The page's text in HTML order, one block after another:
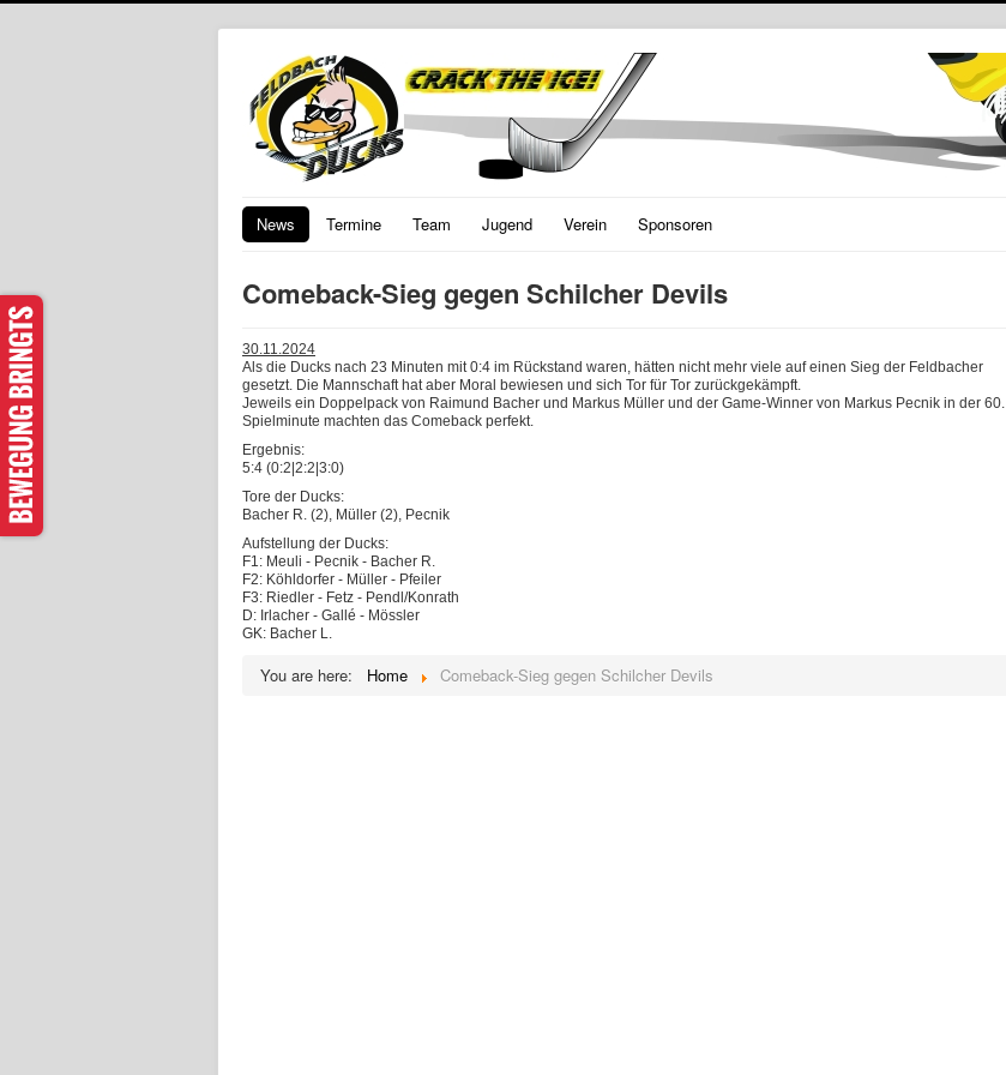
News Termine Team Jugend Verein Sponsoren
Comeback-Sieg gegen Schilcher Devils
30.11.2024
Als die Ducks nach 23 Minuten mit 0:4 im Rückstand waren, hätten nicht mehr viele auf einen Sieg der Feldbacher
gesetzt. Die Mannschaft hat aber Moral bewiesen und sich Tor für Tor zurückgekämpft.
Jeweils ein Doppelpack von Raimund Bacher und Markus Müller und der Game-Winner von Markus Pecnik in der 60.
Spielminute machten das Comeback perfekt.
Ergebnis:
5:4 (0:2|2:2|3:0)
Tore der Ducks:
Bacher R. (2), Müller (2), Pecnik
Aufstellung der Ducks:
F1: Meuli - Pecnik - Bacher R.
F2: Köhldorfer - Müller - Pfeiler
F3: Riedler - Fetz - Pendl/Konrath
D: Irlacher - Gallé - Mössler
GK: Bacher L.
You are here: Home Comeback-Sieg gegen Schilcher Devils